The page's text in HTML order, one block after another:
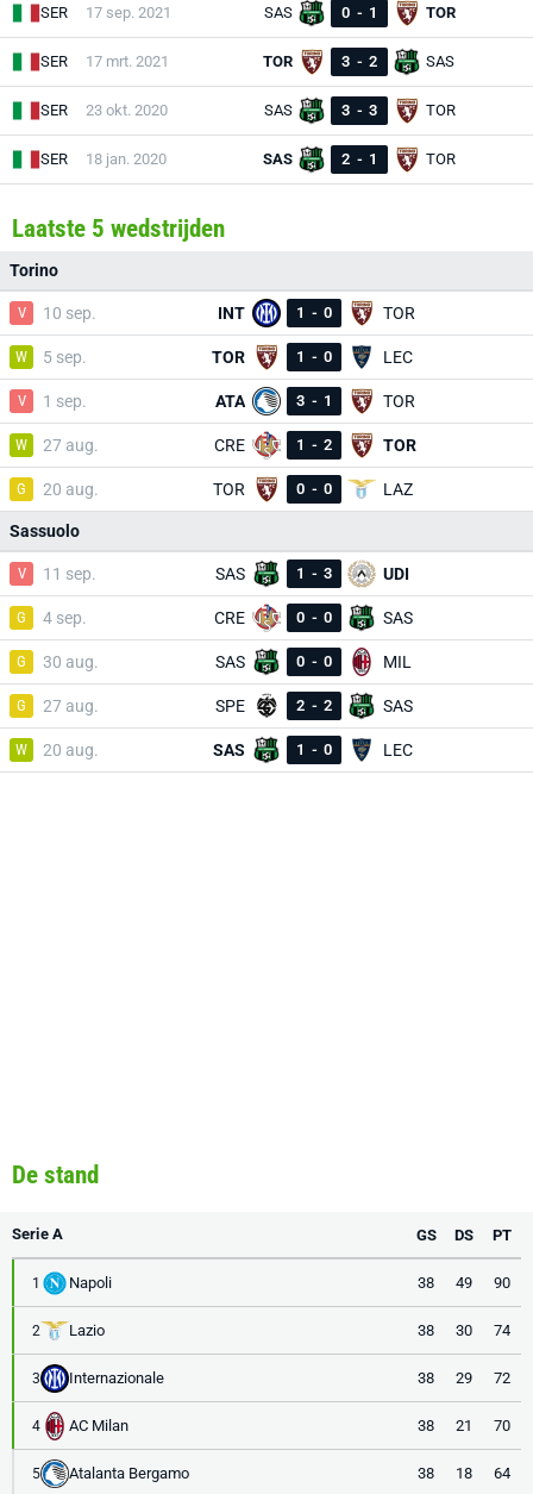
SER 17 sep. 2021 SAS 0 - 1 TOR
SER 17 mrt. 2021 TOR 3 - 2 SAS
SER 23 okt. 2020 SAS 3 - 3 TOR
SER 18 jan. 2020 SAS 2 - 1 TOR
Laatste 5 wedstrijden
Torino
V 10 sep. INT 1 - 0 TOR
W 5 sep. TOR 1 - 0 LEC
V 1 sep. ATA 3 - 1 TOR
W 27 aug. CRE 1 - 2 TOR
G 20 aug. TOR 0 - 0 LAZ
Sassuolo
V 11 sep. SAS 1 - 3 UDI
G 4 sep. CRE 0 - 0 SAS
G 30 aug. SAS 0 - 0 MIL
G 27 aug. SPE 2 - 2 SAS
W 20 aug. SAS 1 - 0 LEC
De stand
Serie A GS DS PT
1 Napoli 38 49 90
2 Lazio 38 30 74
3 Internazionale 38 29 72
4 AC Milan 38 21 70
5 Atalanta Bergamo 38 18 64